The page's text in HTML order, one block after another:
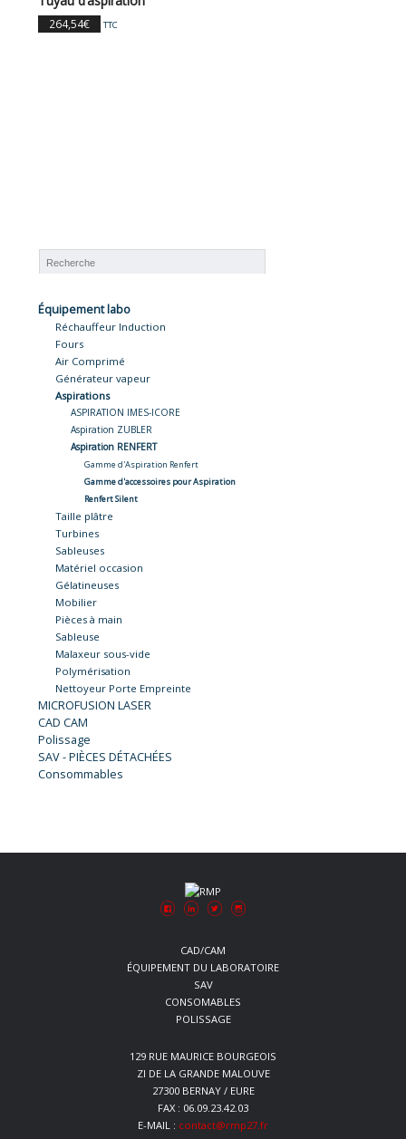
264,54€ TTC
Équipement labo
Réchauffeur Induction
Fours
Air Comprimé
Générateur vapeur
Aspirations
ASPIRATION IMES-ICORE
Aspiration ZUBLER
Aspiration RENFERT
Gamme d'Aspiration Renfert
Gamme d'accessoires pour Aspiration
Renfert Silent
Taille plâtre
Turbines
Sableuses
Matériel occasion
Gélatineuses
Mobilier
Pièces à main
Sableuse
Malaxeur sous-vide
Polymérisation
Nettoyeur Porte Empreinte
MICROFUSION LASER
CAD CAM
Polissage
SAV - PIÈCES DÉTACHÉES
Consommables
CAD/CAM
ÉQUIPEMENT DU LABORATOIRE
SAV
CONSOMABLES
POLISSAGE
129 RUE MAURICE BOURGEOIS
ZI DE LA GRANDE MALOUVE
27300 BERNAY / EURE
FAX : 06.09.23.42.03
E-MAIL : contact@rmp27.fr